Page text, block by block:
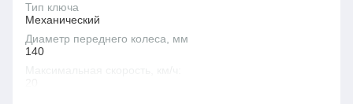
Тип ключа
Механический
Диаметр переднего колеса, мм
140